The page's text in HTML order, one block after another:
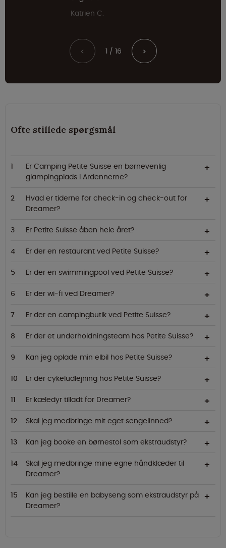
Katrien C.
< 1 / 16 >
Ofte stillede spørgsmål
Er Camping Petite Suisse en børnevenlig
glampingplads i Ardennerne?
Hvad er tiderne for check-in og check-out for
Dreamer?
Er Petite Suisse åben hele året?
Er der en restaurant ved Petite Suisse?
Er der en swimmingpool ved Petite Suisse?
Er der wi-fi ved Dreamer?
Er der en campingbutik ved Petite Suisse?
Er der et underholdningsteam hos Petite Suisse?
Kan jeg oplade min elbil hos Petite Suisse?
Er der cykeludlejning hos Petite Suisse?
Er kæledyr tilladt for Dreamer?
Skal jeg medbringe mit eget sengelinned?
Kan jeg booke en børnestol som ekstraudstyr?
Skal jeg medbringe mine egne håndklæder til
Dreamer?
Kan jeg bestille en babyseng som ekstraudstyr på
Dreamer?